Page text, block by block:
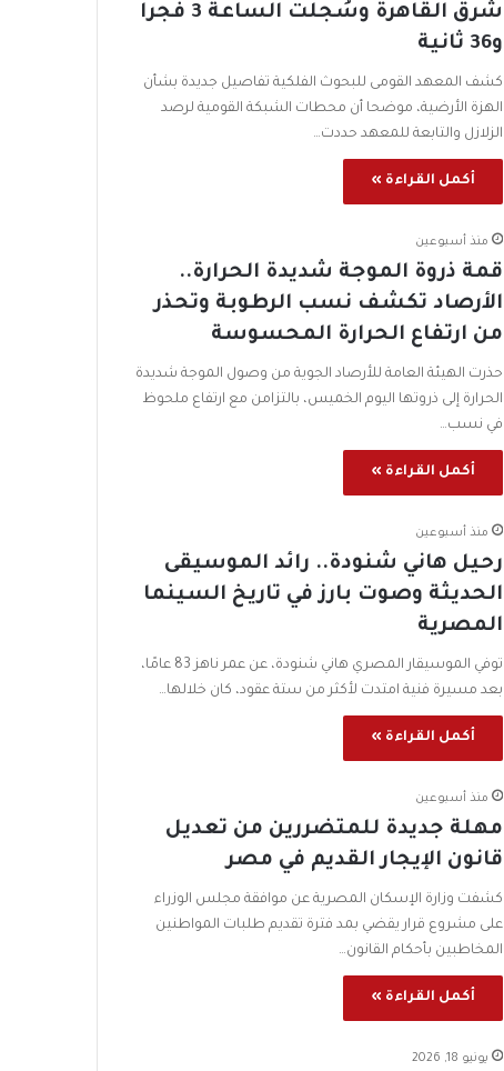
شرق القاهرة وسُجلت الساعة 3 فجرا
و36 ثانية
كشف المعهد القومى للبحوث الفلكية تفاصيل جديدة بشأن
الهزة الأرضية، موضحا أن محطات الشبكة القومية لرصد
الزلازل والتابعة للمعهد حددت…
أكمل القراءة »
منذ أسبوعين
قمة ذروة الموجة شديدة الحرارة..
الأرصاد تكشف نسب الرطوبة وتحذر
من ارتفاع الحرارة المحسوسة
حذرت الهيئة العامة للأرصاد الجوية من وصول الموجة شديدة
الحرارة إلى ذروتها اليوم الخميس، بالتزامن مع ارتفاع ملحوظ
في نسب…
أكمل القراءة »
منذ أسبوعين
رحيل هاني شنودة.. رائد الموسيقى
الحديثة وصوت بارز في تاريخ السينما
المصرية
توفي الموسيقار المصري هاني شنودة، عن عمر ناهز 83 عامًا،
بعد مسيرة فنية امتدت لأكثر من ستة عقود، كان خلالها…
أكمل القراءة »
منذ أسبوعين
مهلة جديدة للمتضررين من تعديل
قانون الإيجار القديم في مصر
كشفت وزارة الإسكان المصرية عن موافقة مجلس الوزراء
على مشروع قرار يقضي بمد فترة تقديم طلبات المواطنين
المخاطبين بأحكام القانون…
أكمل القراءة »
يونيو 18, 2026